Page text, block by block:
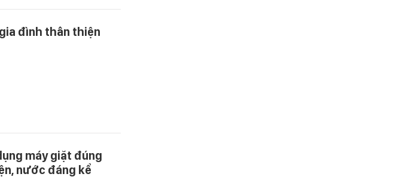
đình thân thiện
máy giặt đúng
nước đáng kể